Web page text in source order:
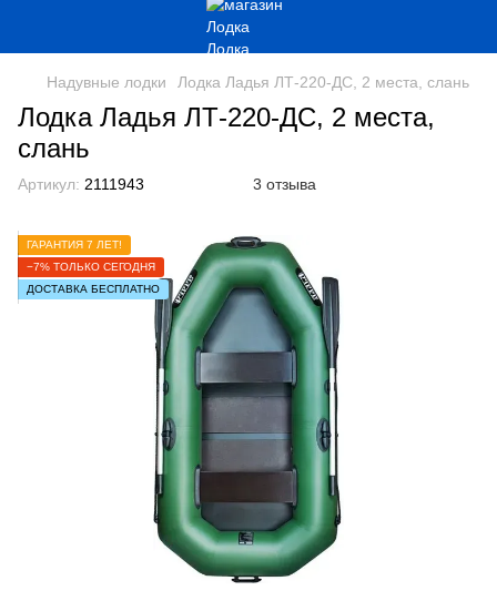
Надувные лодки Лодка Ладья ЛТ-220-ДС, 2 места, слань
Лодка Ладья ЛТ-220-ДС, 2 места,
слань
Артикул: 2111943 3 отзыва
ГАРАНТИЯ 7 ЛЕТ!
−7% ТОЛЬКО СЕГОДНЯ
ДОСТАВКА БЕСПЛАТНО